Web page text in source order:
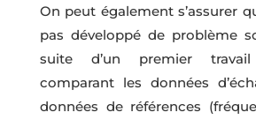
On peut également s’assurer
pas développé de problème
suite d’un premier
comparant les données
données de références